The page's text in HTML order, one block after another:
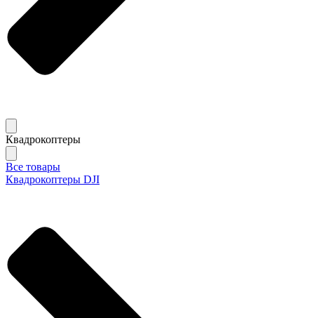
Квадрокоптеры
Все товары
Квадрокоптеры DJI